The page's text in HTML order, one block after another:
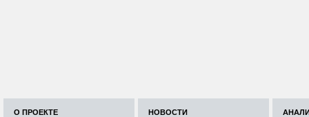
О ПРОЕКТЕ НОВОСТИ